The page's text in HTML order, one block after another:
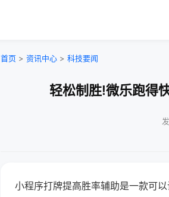
首页 > 资讯中心 > 科技要闻
轻松制胜!微乐跑得
小程序打牌提高胜率辅助是一款可